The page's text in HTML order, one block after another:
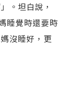
。坦白說，
睡覺時還要時
沒睡好，更